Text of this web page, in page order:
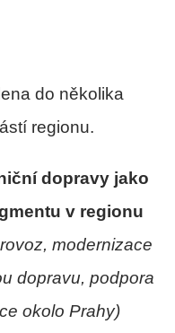
do několika
regionu.
dopravy jako
v regionu
modernizace
dopravu, podpora
okolo Prahy)